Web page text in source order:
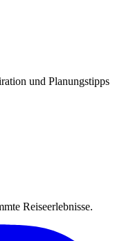
und Planungstipps
Reiseerlebnisse.